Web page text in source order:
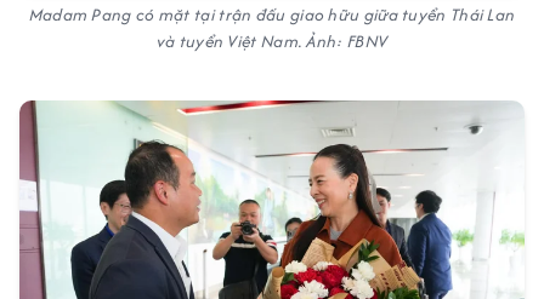
Madam Pang có mặt tại trận đấu giao hữu giữa tuyển Thái Lan
và tuyển Việt Nam. Ảnh: FBNV